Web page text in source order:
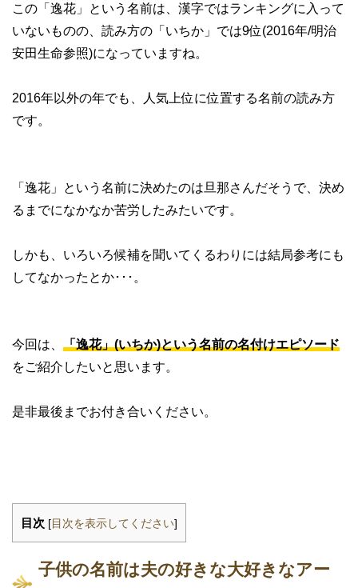
この「逸花」という名前は、漢字ではランキングに入って
いないものの、読み方の「いちか」では9位(2016年/明治
安田生命参照)になっていますね。
2016年以外の年でも、人気上位に位置する名前の読み方
です。
「逸花」という名前に決めたのは旦那さんだそうで、決め
るまでになかなか苦労したみたいです。
しかも、いろいろ候補を聞いてくるわりには結局参考にも
してなかったとか･･･。
今回は、 「逸花」(いちか)という名前の名付けエピソード
をご紹介したいと思います。
是非最後までお付き合いください。
目次 [目次を表示してください]
子供の名前は夫の好きな大好きなアー